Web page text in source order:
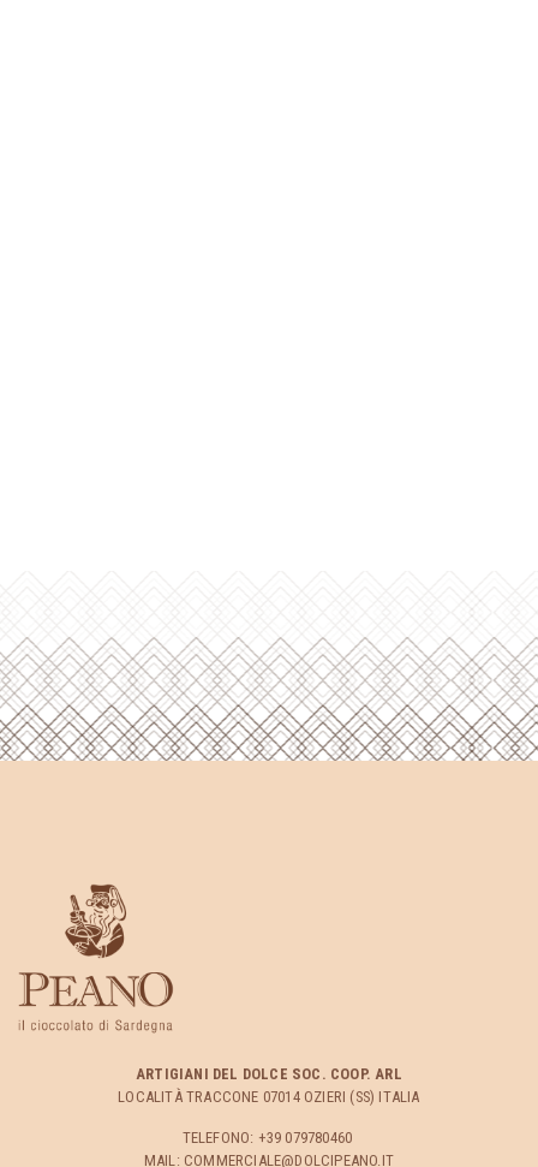
ARTIGIANI DEL DOLCE SOC. COOP. ARL
LOCALITÀ TRACCONE 07014 OZIERI (SS) ITALIA
TELEFONO: +39 079780460
MAIL: COMMERCIALE@DOLCIPEANO.IT